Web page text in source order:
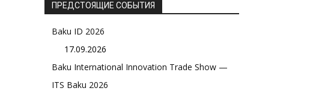
ПРЕДСТОЯЩИЕ СОБЫТИЯ
Baku ID 2026
17.09.2026
Baku International Innovation Trade Show —
ITS Baku 2026